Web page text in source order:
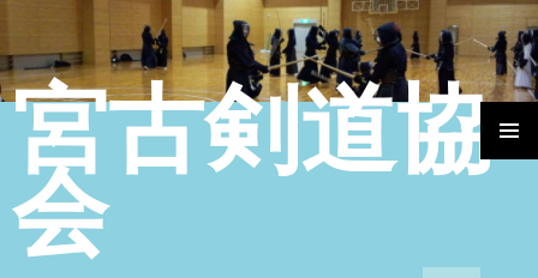
宮古剣道協
会
コンテンツへ移動